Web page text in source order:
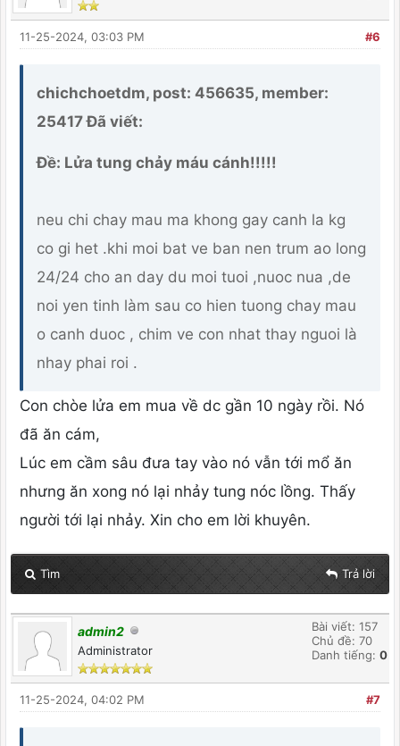
#6
11-25-2024, 03:03 PM
chichchoetdm, post: 456635, member:
25417 Đã viết:
Ðề: Lửa tung chảy máu cánh!!!!!
neu chi chay mau ma khong gay canh la kg
co gi het .khi moi bat ve ban nen trum ao long
24/24 cho an day du moi tuoi ,nuoc nua ,de
noi yen tinh làm sau co hien tuong chay mau
o canh duoc , chim ve con nhat thay nguoi là
nhay phai roi .
Con chòe lửa em mua về dc gần 10 ngày rồi. Nó
đã ăn cám,
Lúc em cầm sâu đưa tay vào nó vẫn tới mổ ăn
nhưng ăn xong nó lại nhảy tung nóc lồng. Thấy
người tới lại nhảy. Xin cho em lời khuyên.
Tìm Trả lời
admin2
Administrator
Bài viết: 157
Chủ đề: 70
Danh tiếng: 0
#7
11-25-2024, 04:02 PM